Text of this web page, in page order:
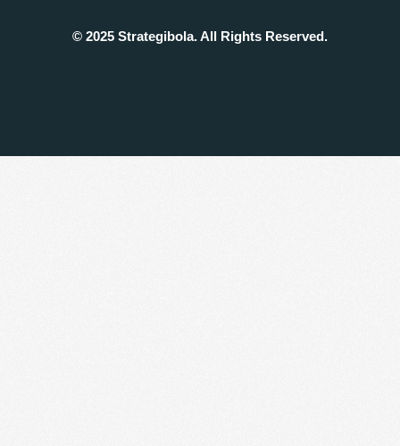
© 2025 Strategibola. All Rights Reserved.